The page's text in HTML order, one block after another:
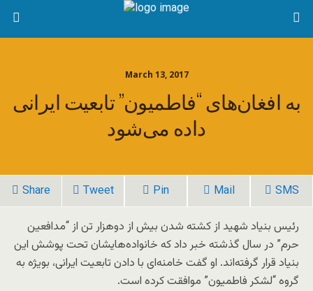
March 13, 2017
به افغان‌های “فاطمیون” تابعیت ایرانی
داده می‌شود
Share Tweet Pin Mail SMS
رئیس بنیاد شهید از کشته شدن بیش از دوهزار تن از “مدافعین
حرم” در سال گذشته خبر داد که خانواده‌هایشان تحت پوشش این
بنیاد قرار گرفته‌اند. او گفت خامنه‌ای با دادن تابعیت ایرانی، بویژه به
گروه “لشکر فاطمیون” موافقت کرده است.